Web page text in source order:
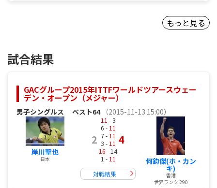
もっと見る
試合結果
GACグループ2015年ITTFワールドツアースウェー
デン・オープン（メジャー）
男子シングルス ベスト64 （2015-11-13 15:00）
岸川聖也
日本
2
11 - 3
6 - 11
7 - 11
3 - 11
16 - 14
1 - 11
4
対戦結果
何鈞傑(ホ・カン
キ)
香港
世界ランク 290